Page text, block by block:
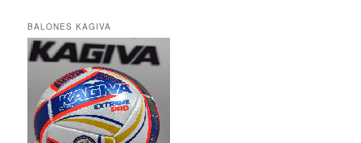
BALONES KAGIVA